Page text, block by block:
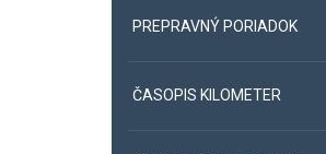
PREPRAVNÝ PORIADOK
ČASOPIS KILOMETER